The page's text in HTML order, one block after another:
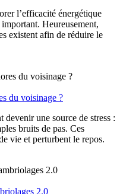
l’efficacité énergétique
Heureusement,
existent afin de réduire le
du voisinage ?
une source de stress :
bruits de pas. Ces
vie et perturbent le repos.
2.0